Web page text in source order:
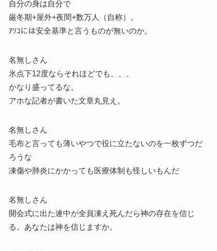
自分の身は自分で
厳冬期+屋外+夜間+数万人（自称）。
ｱｿｺには安全基準と言うものが無いのか。
名無しさん
氷点下12度ならそれほどでも、、、
かなり盛ってるな。
アホな記者が書いた文章丸見え。
名無しさん
毛布と言っても薄いやつで役に立たないのを一枚ずつだ
ろうな
凍傷や肺炎にかかっても医療体制も怪しいもんだ
名無しさん
開会式に出た連中が全員凍え死んだら神の存在を信じ
る。あなたは神を信じますか。